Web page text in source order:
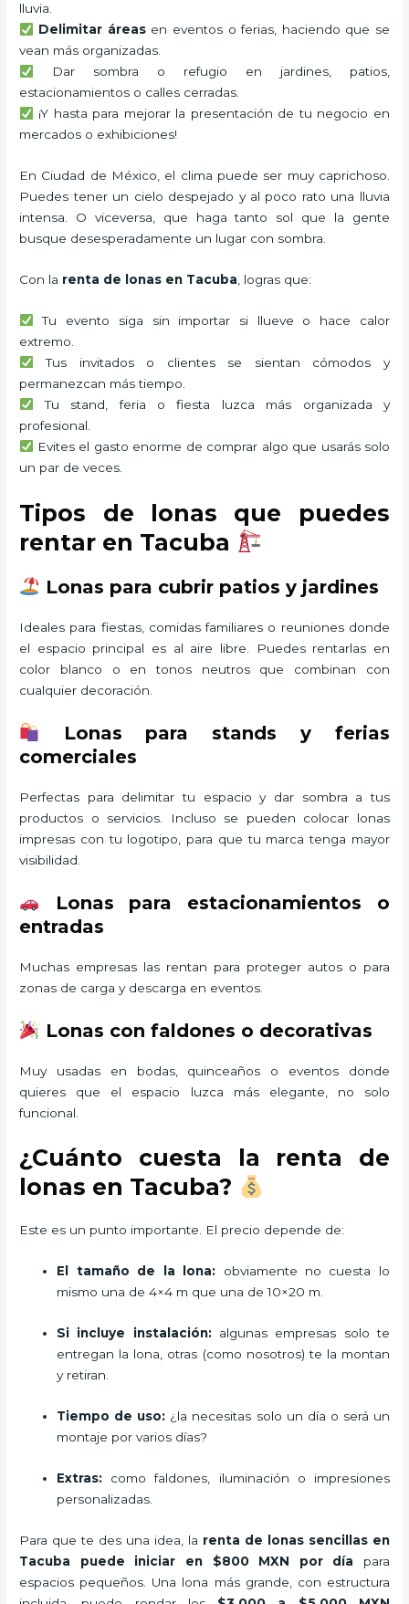
lluvia.
Delimitar áreasen eventos o ferias, haciendo que se
vean más organizadas.
Dar sombra o refugio en jardines, patios,
estacionamientos o calles cerradas.
¡Y hasta para mejorar la presentación de tu negocio en
mercados o exhibiciones!
En Ciudad de México, el clima puede ser muy caprichoso.
Puedes tener un cielo despejado y al poco rato una lluvia
intensa. O viceversa, que haga tanto sol que la gente
busque desesperadamente un lugar con sombra.
Con la renta de lonas en Tacuba , logras que:
Tu evento siga sin importar si llueve o hace calor
extremo.
Tus invitados o clientes se sientan cómodos y
permanezcan más tiempo.
Tu stand, feria o fiesta luzca más organizada y
profesional.
Evites el gasto enorme de comprar algo que usarás solo
un par de veces.
Tipos de lonas que puedes
rentar en Tacuba
Lonas para cubrir patios y jardines
Ideales para fiestas, comidas familiares o reuniones donde
el espacio principal es al aire libre. Puedes rentarlas en
color blanco o en tonos neutros que combinan con
cualquier decoración.
Lonas para stands y ferias
comerciales
Perfectas para delimitar tu espacio y dar sombra a tus
productos o servicios. Incluso se pueden colocar lonas
impresas con tu logotipo, para que tu marca tenga mayor
visibilidad.
Lonas para estacionamientos o
entradas
Muchas empresas las rentan para proteger autos o para
zonas de carga y descarga en eventos.
Lonas con faldones o decorativas
Muy usadas en bodas, quinceaños o eventos donde
quieres que el espacio luzca más elegante, no solo
funcional.
¿Cuánto cuesta la renta de
lonas en Tacuba?
Este es un punto importante. El precio depende de:
El tamaño de la lona: obviamente no cuesta lo
mismo una de 4×4 m que una de 10×20 m.
Si incluye instalación:algunas empresas solo te
entregan la lona, otras (como nosotros) te la montan
y retiran.
Tiempo de uso: ¿la necesitas solo un día o será un
montaje por varios días?
Extras: como faldones, iluminación o impresiones
personalizadas.
Para que te des una idea, la renta de lonas sencillas en
Tacuba puede iniciar en $800 MXN por día para
espacios pequeños. Una lona más grande, con estructura